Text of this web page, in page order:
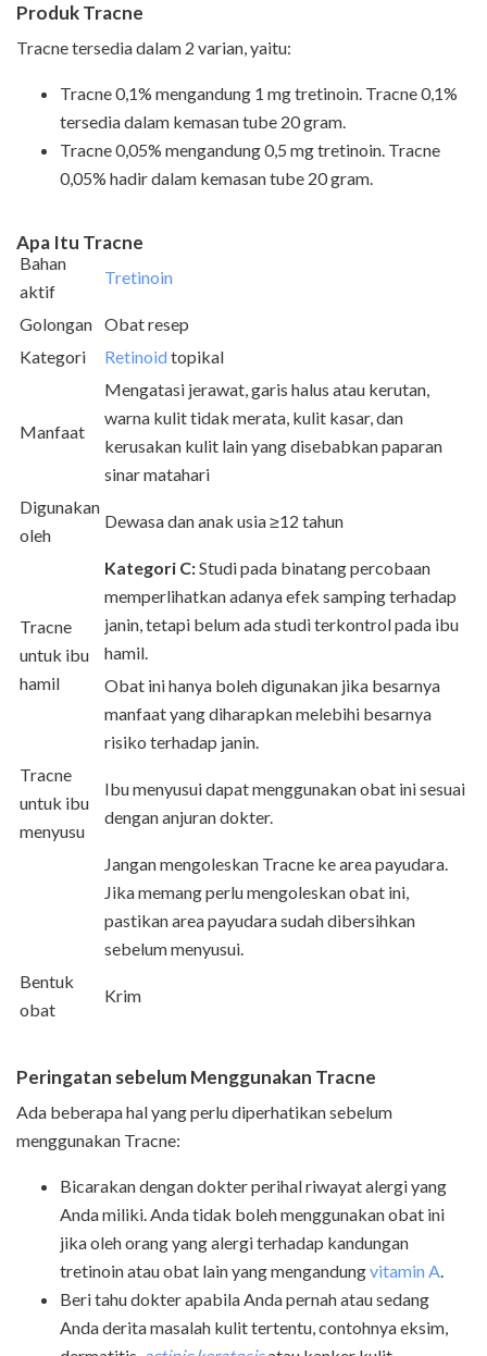
Produk Tracne
Tracne tersedia dalam 2 varian, yaitu:
Tracne 0,1% mengandung 1 mg tretinoin. Tracne 0,1%
tersedia dalam kemasan tube 20 gram.
Tracne 0,05% mengandung 0,5 mg tretinoin. Tracne
0,05% hadir dalam kemasan tube 20 gram.
Apa Itu Tracne
Bahan
aktif
Tretinoin
Golongan Obat resep
Kategori
Retinoidtopikal
Manfaat
Mengatasi jerawat, garis halus atau kerutan,
warna kulit tidak merata, kulit kasar, dan
kerusakan kulit lain yang disebabkan paparan
sinar matahari
Digunakan
oleh
Dewasa dan anak usia ≥12 tahun
Tracne
untuk ibu
hamil
Kategori C:Studi pada binatang percobaan
memperlihatkan adanya efek samping terhadap
janin, tetapi belum ada studi terkontrol pada ibu
hamil.
Obat ini hanya boleh digunakan jika besarnya
manfaat yang diharapkan melebihi besarnya
risiko terhadap janin.
Tracne
untuk ibu
menyusu
Ibu menyusui dapat menggunakan obat ini sesuai
dengan anjuran dokter.
Jangan mengoleskan Tracne ke area payudara.
Jika memang perlu mengoleskan obat ini,
pastikan area payudara sudah dibersihkan
sebelum menyusui.
Bentuk
obat
Krim
Peringatan sebelum Menggunakan Tracne
Ada beberapa hal yang perlu diperhatikan sebelum
menggunakan Tracne:
Bicarakan dengan dokter perihal riwayat alergi yang
Anda miliki. Anda tidak boleh menggunakan obat ini
jika oleh orang yang alergi terhadap kandungan
tretinoin atau obat lain yang mengandungvitamin A.
Beri tahu dokter apabila Anda pernah atau sedang
Anda derita masalah kulit tertentu, contohnya eksim,